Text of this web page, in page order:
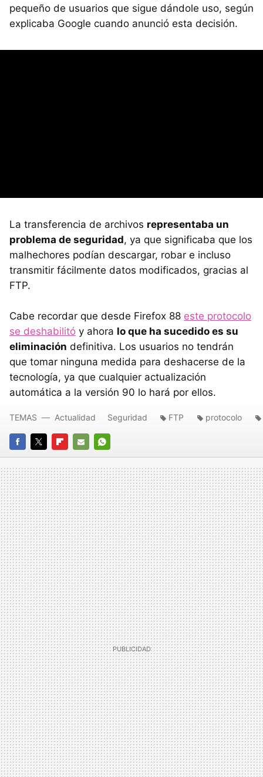
pequeño de usuarios que sigue dándole uso, según
explicaba Google cuando anunció esta decisión.
La transferencia de archivos representaba un
problema de seguridad, ya que significaba que los
malhechores podían descargar, robar e incluso
transmitir fácilmente datos modificados, gracias al
FTP.
Cabe recordar que desde Firefox 88 este protocolo
se deshabilitó y ahora lo que ha sucedido es su
eliminación definitiva. Los usuarios no tendrán
que tomar ninguna medida para deshacerse de la
tecnología, ya que cualquier actualización
automática a la versión 90 lo hará por ellos.
FACEBOOK
TWITTERFLIPBOARD
E-
MAIL
WHATSAPP
TEMAS Actualidad Seguridad FTP protocolo